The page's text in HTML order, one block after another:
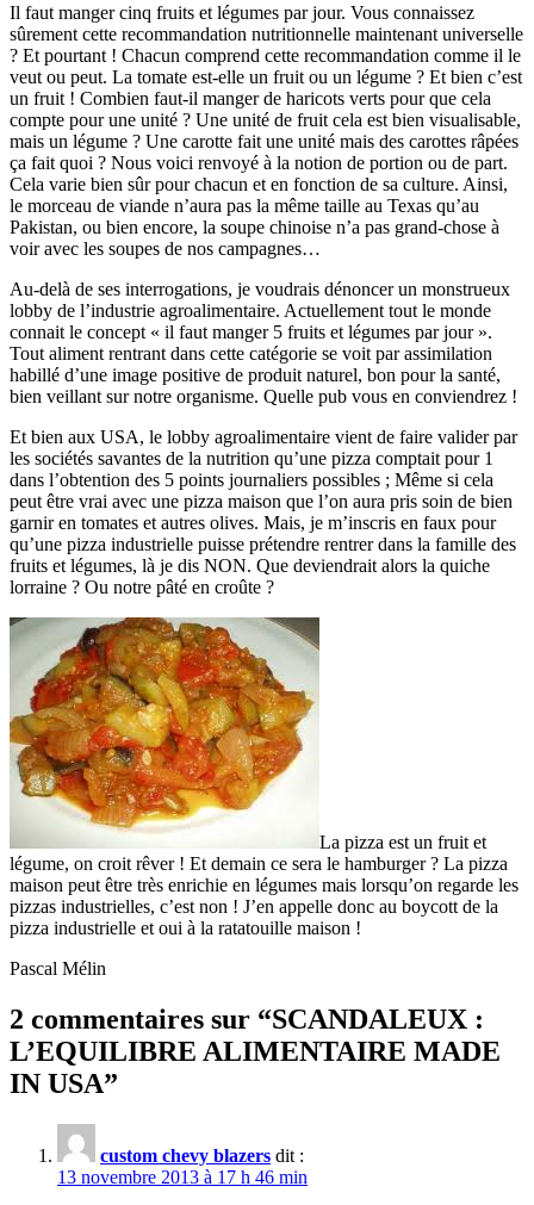
Il faut manger cinq fruits et légumes par jour. Vous connaissez
sûrement cette recommandation nutritionnelle maintenant universelle
? Et pourtant ! Chacun comprend cette recommandation comme il le
veut ou peut. La tomate est-elle un fruit ou un légume ? Et bien c’est
un fruit ! Combien faut-il manger de haricots verts pour que cela
compte pour une unité ? Une unité de fruit cela est bien visualisable,
mais un légume ? Une carotte fait une unité mais des carottes râpées
ça fait quoi ? Nous voici renvoyé à la notion de portion ou de part.
Cela varie bien sûr pour chacun et en fonction de sa culture. Ainsi,
le morceau de viande n’aura pas la même taille au Texas qu’au
Pakistan, ou bien encore, la soupe chinoise n’a pas grand-chose à
voir avec les soupes de nos campagnes…
Au-delà de ses interrogations, je voudrais dénoncer un monstrueux
lobby de l’industrie agroalimentaire. Actuellement tout le monde
connait le concept « il faut manger 5 fruits et légumes par jour ».
Tout aliment rentrant dans cette catégorie se voit par assimilation
habillé d’une image positive de produit naturel, bon pour la santé,
bien veillant sur notre organisme. Quelle pub vous en conviendrez !
Et bien aux USA, le lobby agroalimentaire vient de faire valider par
les sociétés savantes de la nutrition qu’une pizza comptait pour 1
dans l’obtention des 5 points journaliers possibles ; Même si cela
peut être vrai avec une pizza maison que l’on aura pris soin de bien
garnir en tomates et autres olives. Mais, je m’inscris en faux pour
qu’une pizza industrielle puisse prétendre rentrer dans la famille des
fruits et légumes, là je dis NON. Que deviendrait alors la quiche
lorraine ? Ou notre pâté en croûte ?
La pizza est un fruit et
légume, on croit rêver ! Et demain ce sera le hamburger ? La pizza
maison peut être très enrichie en légumes mais lorsqu’on regarde les
pizzas industrielles, c’est non ! J’en appelle donc au boycott de la
pizza industrielle et oui à la ratatouille maison !
Pascal Mélin
2 commentaires sur “SCANDALEUX :
L’EQUILIBRE ALIMENTAIRE MADE
IN USA”
custom chevy blazers dit :
13 novembre 2013 à 17 h 46 min